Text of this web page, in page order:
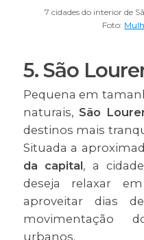
7 cidades do interior de
Foto:
5. São
Pequena em
naturais, São
destinos mais
Situada a
da capital, a
deseja relaxar
aproveitar dias
movimentação
urbanos.